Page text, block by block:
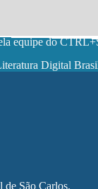
equipe do
Digital
de São Carlos.